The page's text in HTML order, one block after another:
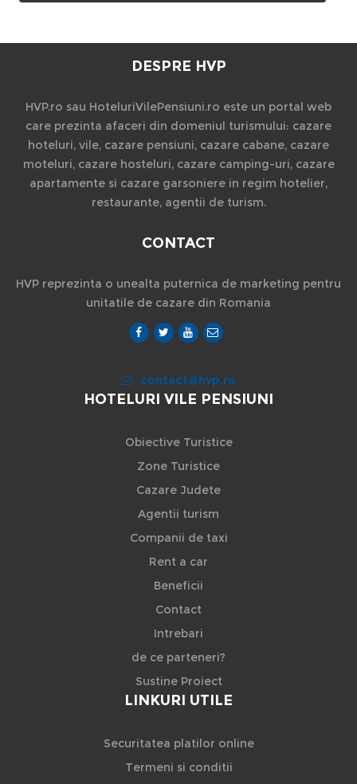
DESPRE HVP
HVP.ro sau HoteluriVilePensiuni.ro este un portal web
care prezinta afaceri din domeniul turismului: cazare
hoteluri, vile, cazare pensiuni, cazare cabane, cazare
moteluri, cazare hosteluri, cazare camping-uri, cazare
apartamente si cazare garsoniere in regim hotelier,
restaurante, agentii de turism.
CONTACT
HVP reprezinta o unealta puternica de marketing pentru
unitatile de cazare din Romania
contact@hvp.ro
HOTELURI VILE PENSIUNI
Obiective Turistice
Zone Turistice
Cazare Judete
Agentii turism
Companii de taxi
Rent a car
Beneficii
Contact
Intrebari
de ce parteneri?
Sustine Proiect
LINKURI UTILE
Securitatea platilor online
Termeni si conditii